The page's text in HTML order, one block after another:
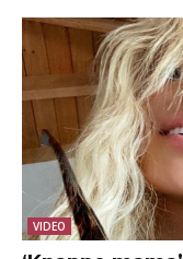
VIDEO